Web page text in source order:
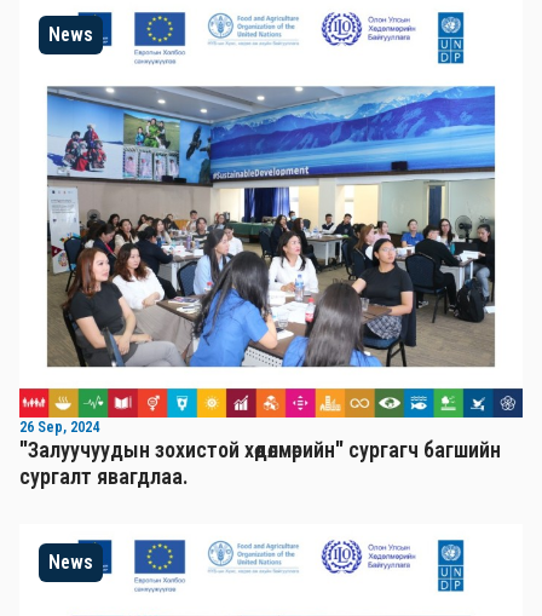
News
26 Sep, 2024
"Залуучуудын зохистой хөдөлмөрийн" сургагч багшийн
сургалт явагдлаа.
News